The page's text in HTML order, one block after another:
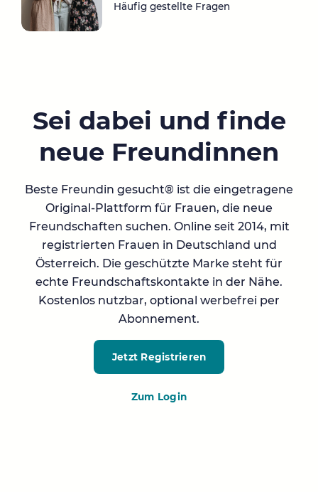
Häufig gestellte Fragen
Sei dabei und finde
neue Freundinnen
Beste Freundin gesucht® ist die eingetragene
Original-Plattform für Frauen, die neue
Freundschaften suchen. Online seit 2014, mit
registrierten Frauen in Deutschland und
Österreich. Die geschützte Marke steht für
echte Freundschaftskontakte in der Nähe.
Kostenlos nutzbar, optional werbefrei per
Abonnement.
Jetzt Registrieren
Zum Login